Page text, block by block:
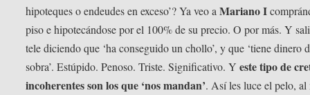
hipoteques o endeudes en exceso’? Ya veo aMariano I
piso e hipotecándose por el 100% de su precio. O por más. Y
tele diciendo que ‘ha conseguido un chollo’, y que ‘tiene dinero
sobra’. Estúpido. Penoso. Triste. Significativo. Yeste tipo de
incoherentes son los que ‘nos mandan’. Así les luce el pelo, al